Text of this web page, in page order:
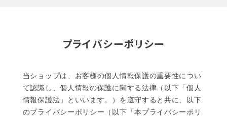
プライバシーポリシー
当ショップは、お客様の個人情報保護の重要性につい
て認識し、個人情報の保護に関する法律（以下「個人
情報保護法」といいます。）を遵守すると共に、以下
のプライバシーポリシー（以下「本プライバシーポリ